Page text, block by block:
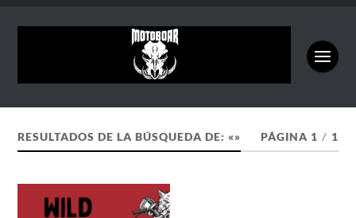
RESULTADOS DE LA BÚSQUEDA DE: «» PÁGINA 1 / 1